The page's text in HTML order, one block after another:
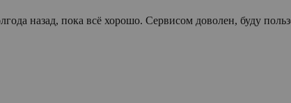
назад, пока всё хорошо. Сервисом доволен, буду